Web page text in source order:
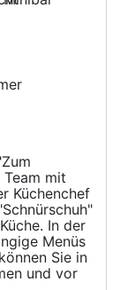
mit
Küchenchef
In der
Menüs
Sie in
und vor